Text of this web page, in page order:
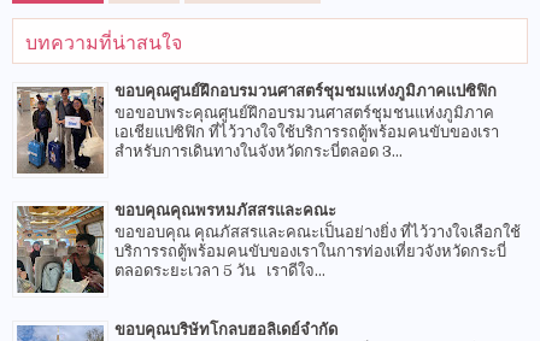
บทความที่น่าสนใจ
ขอบคุณศูนย์ฝึกอบรมวนศาสตร์ชุมชมแห่งภูมิภาคแปซิฟิก
ขอขอบพระคุณศูนย์ฝึกอบรมวนศาสตร์ชุมชนแห่งภูมิภาค
เอเชียแปซิฟิก ที่ไว้วางใจใช้บริการรถตู้พร้อมคนขับของเรา
สำหรับการเดินทางในจังหวัดกระบี่ตลอด 3...
ขอบคุณคุณพรหมภัสสรและคณะ
ขอขอบคุณ คุณภัสสรและคณะเป็นอย่างยิ่ง ที่ไว้วางใจเลือกใช้
บริการรถตู้พร้อมคนขับของเราในการท่องเที่ยวจังหวัดกระบี่
ตลอดระยะเวลา 5 วัน เราดีใจ...
ขอบคุณบริษัทโกลบฮอลิเดย์จำกัด